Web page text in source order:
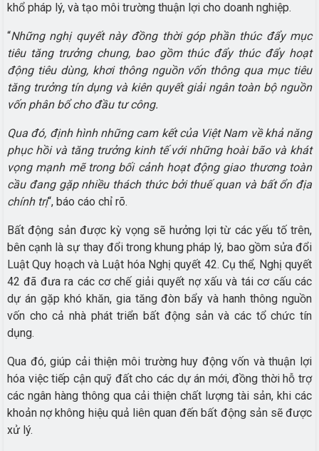
khổ pháp lý, và tạo môi trường thuận lợi cho doanh nghiệp.
“Những nghị quyết này đồng thời góp phần thúc đẩy mục
tiêu tăng trưởng chung, bao gồm thúc đẩy thúc đẩy hoạt
động tiêu dùng, khơi thông nguồn vốn thông qua mục tiêu
tăng trưởng tín dụng và kiên quyết giải ngân toàn bộ nguồn
vốn phân bổ cho đầu tư công.
Qua đó, định hình những cam kết của Việt Nam về khả năng
phục hồi và tăng trưởng kinh tế với những hoài bão và khát
vọng mạnh mẽ trong bối cảnh hoạt động giao thương toàn
cầu đang gặp nhiều thách thức bởi thuế quan và bất ổn địa
chính trị“, báo cáo chỉ rõ.
Bất động sản được kỳ vọng sẽ hưởng lợi từ các yếu tố trên,
bên cạnh là sự thay đổi trong khung pháp lý, bao gồm sửa đổi
Luật Quy hoạch và Luật hóa Nghị quyết 42. Cụ thể, Nghị quyết
42 đã đưa ra các cơ chế giải quyết nợ xấu và tái cơ cấu các
dự án gặp khó khăn, gia tăng đòn bẩy và hanh thông nguồn
vốn cho cả nhà phát triển bất động sản và các tổ chức tín
dụng.
Qua đó, giúp cải thiện môi trường huy động vốn và thuận lợi
hóa việc tiếp cận quỹ đất cho các dự án mới, đồng thời hỗ trợ
các ngân hàng thông qua cải thiện chất lượng tài sản, khi các
khoản nợ không hiệu quả liên quan đến bất động sản sẽ được
xử lý.